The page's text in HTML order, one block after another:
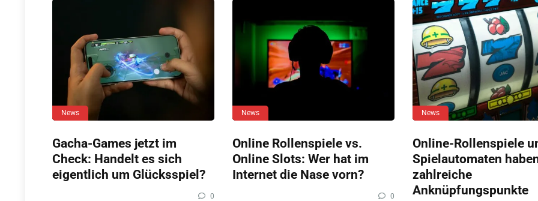
News
Gacha-Games jetzt im
Check: Handelt es sich
eigentlich um Glücksspiel?
0
News
Online Rollenspiele vs.
Online Slots: Wer hat im
Internet die Nase vorn?
0
News
Online-Rollenspiele
Spielautomaten
zahlreiche
Anknüpfungspunkte